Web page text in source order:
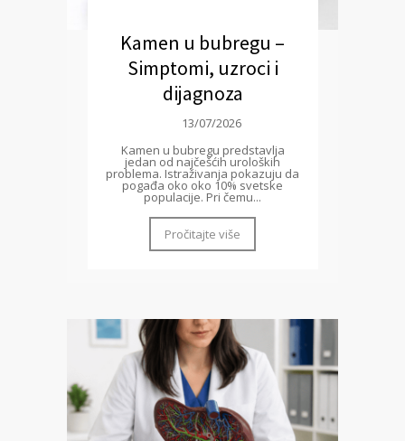
Kamen u bubregu –
Simptomi, uzroci i
dijagnoza
13/07/2026
Kamen u bubregu predstavlja
jedan od najčešćih uroloških
problema. Istraživanja pokazuju da
pogađa oko oko 10% svetske
populacije. Pri čemu...
Pročitajte više